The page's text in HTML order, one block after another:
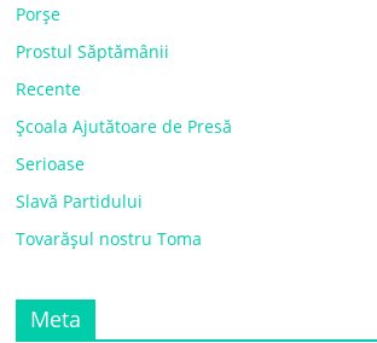
Porșe
Prostul Săptămânii
Recente
Școala Ajutătoare de Presă
Serioase
Slavă Partidului
Tovarășul nostru Toma
Meta